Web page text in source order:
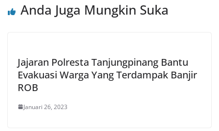
Anda Juga Mungkin Suka
Jajaran Polresta Tanjungpinang Bantu
Evakuasi Warga Yang Terdampak Banjir
ROB
Januari 26, 2023